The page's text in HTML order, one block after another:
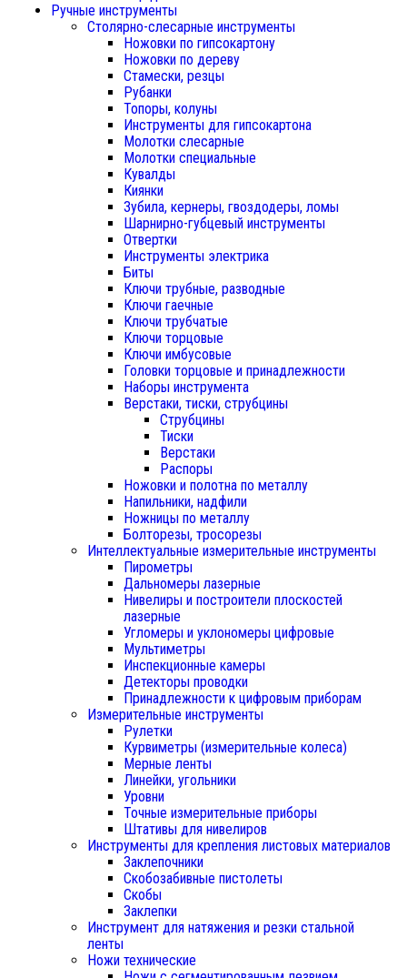
Ручные инструменты
Столярно-слесарные инструменты
Ножовки по гипсокартону
Ножовки по дереву
Стамески, резцы
Рубанки
Топоры, колуны
Инструменты для гипсокартона
Молотки слесарные
Молотки специальные
Кувалды
Киянки
Зубила, кернеры, гвоздодеры, ломы
Шарнирно-губцевый инструменты
Отвертки
Инструменты электрика
Биты
Ключи трубные, разводные
Ключи гаечные
Ключи трубчатые
Ключи торцовые
Ключи имбусовые
Головки торцовые и принадлежности
Наборы инструмента
Верстаки, тиски, струбцины
Струбцины
Тиски
Верстаки
Распоры
Ножовки и полотна по металлу
Напильники, надфили
Ножницы по металлу
Болторезы, тросорезы
Интеллектуальные измерительные инструменты
Пирометры
Дальномеры лазерные
Нивелиры и построители плоскостей
лазерные
Угломеры и уклономеры цифровые
Мультиметры
Инспекционные камеры
Детекторы проводки
Принадлежности к цифровым приборам
Измерительные инструменты
Рулетки
Курвиметры (измерительные колеса)
Мерные ленты
Линейки, угольники
Уровни
Точные измерительные приборы
Штативы для нивелиров
Инструменты для крепления листовых материалов
Заклепочники
Скобозабивные пистолеты
Скобы
Заклепки
Инструмент для натяжения и резки стальной
ленты
Ножи технические